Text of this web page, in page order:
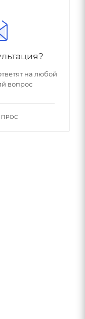
на любой
вопрос